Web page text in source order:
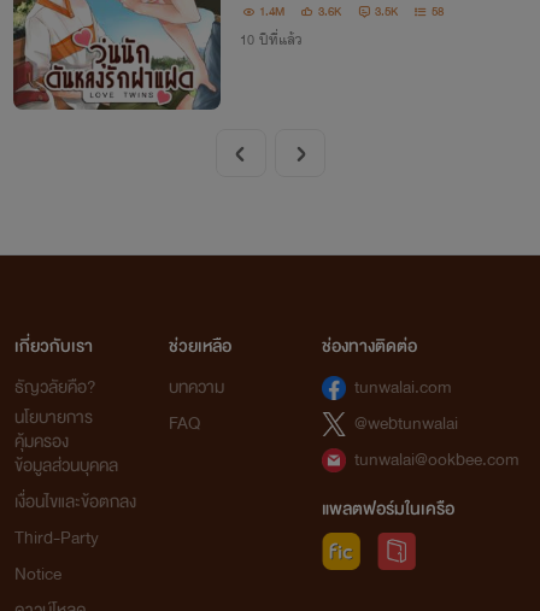
1.4M 3.6K 3.5K 58
10 ปีที่แล้ว
เกี่ยวกับเรา
ธัญวลัยคือ?
นโยบายการ
คุ้มครอง
ข้อมูลส่วนบุคคล
เงื่อนไขและข้อตกลง
Third-Party
Notice
ช่วยเหลือ
บทความ
FAQ
ช่องทางติดต่อ
tunwalai.com
@webtunwalai
tunwalai@ookbee.com
แพลตฟอร์มในเครือ